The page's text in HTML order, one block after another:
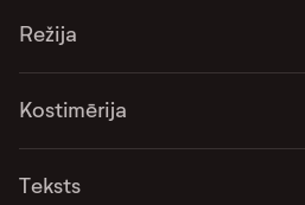
Režija
Kostimērija
Teksts